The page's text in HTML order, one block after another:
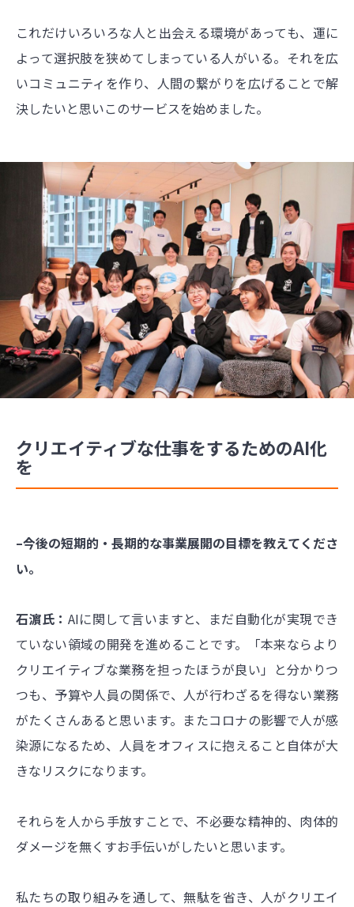
これだけいろいろな人と出会える環境があっても、運に
よって選択肢を狭めてしまっている人がいる。それを広
いコミュニティを作り、人間の繋がりを広げることで解
決したいと思いこのサービスを始めました。
クリエイティブな仕事をするためのAI化
を
–今後の短期的・長期的な事業展開の目標を教えてくださ
い。
石濵氏： AIに関して言いますと、まだ自動化が実現でき
ていない領域の開発を進めることです。「本来ならより
クリエイティブな業務を担ったほうが良い」と分かりつ
つも、予算や人員の関係で、人が行わざるを得ない業務
がたくさんあると思います。またコロナの影響で人が感
染源になるため、人員をオフィスに抱えること自体が大
きなリスクになります。
それらを人から手放すことで、不必要な精神的、肉体的
ダメージを無くすお手伝いがしたいと思います。
私たちの取り組みを通して、無駄を省き、人がクリエイ